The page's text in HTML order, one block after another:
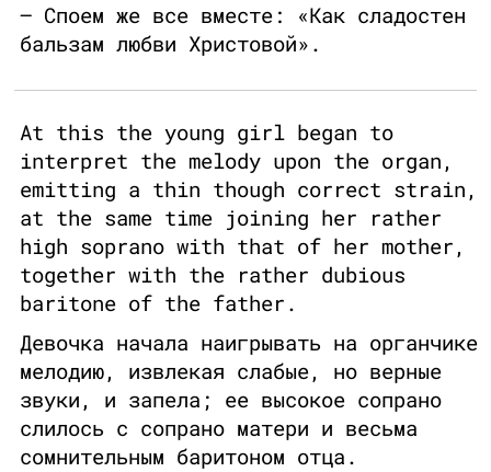
– Споем же все вместе: «Как сладостен
бальзам любви Христовой».
At this the young girl began to
interpret the melody upon the organ,
emitting a thin though correct strain,
at the same time joining her rather
high soprano with that of her mother,
together with the rather dubious
baritone of the father.
Девочка начала наигрывать на органчике
мелодию, извлекая слабые, но верные
звуки, и запела; ее высокое сопрано
слилось с сопрано матери и весьма
сомнительным баритоном отца.